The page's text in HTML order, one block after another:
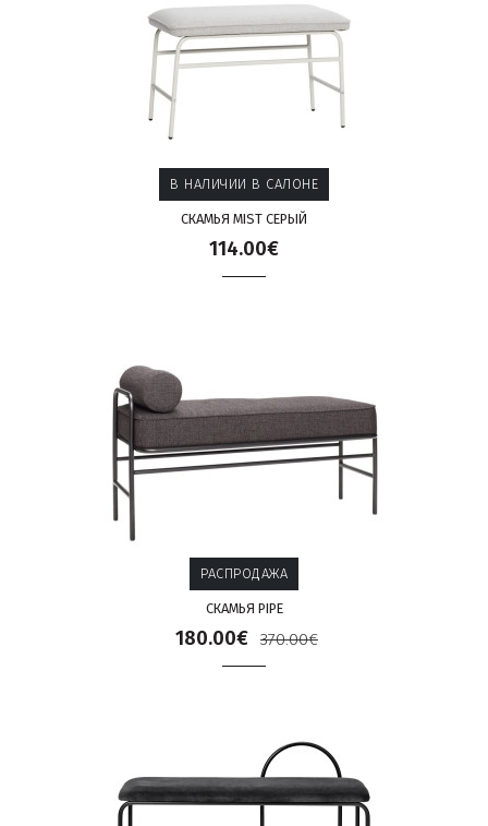
В НАЛИЧИИ В САЛОНЕ
СКАМЬЯ MIST СЕРЫЙ
114.00€
РАСПРОДАЖА
СКАМЬЯ PIPE
180.00€ 370.00€